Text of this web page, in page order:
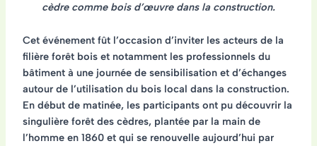
cèdre comme bois d’œuvre dans la construction.
Cet événement fût l’occasion d’inviter les acteurs de la
filière forêt bois et notamment les professionnels du
bâtiment à une journée de sensibilisation et d’échanges
autour de l’utilisation du bois local dans la construction.
En début de matinée, les participants ont pu découvrir la
singulière forêt des cèdres, plantée par la main de
l’homme en 1860 et qui se renouvelle aujourd’hui par